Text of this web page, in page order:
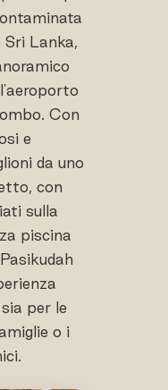
Sri Lanka,
Con
e
da uno
con
sulla
piscina
per le
o i